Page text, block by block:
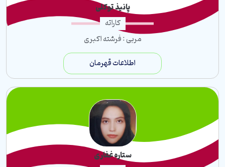
پانیذ توکلی
کاراته
مربی : فرشته اکبری
اطلاعات قهرمان
ستاره غفاری